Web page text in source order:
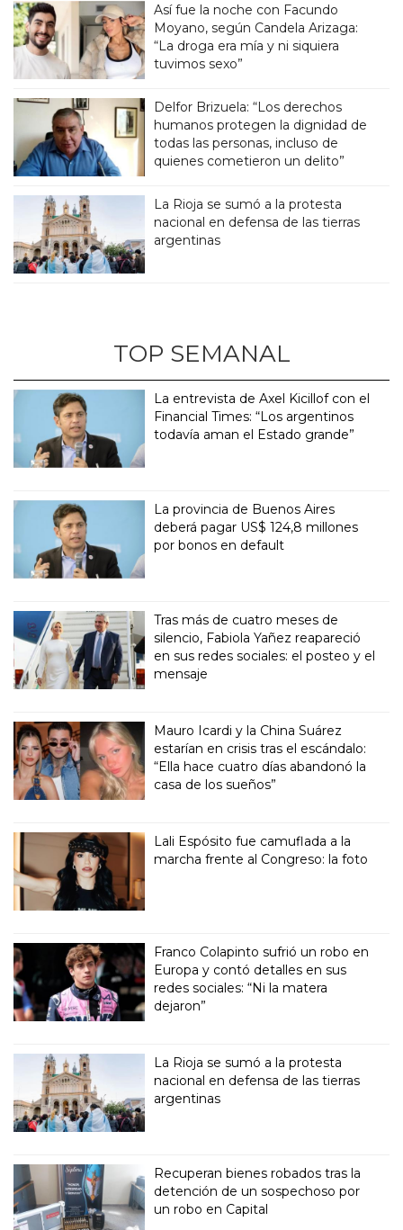
Así fue la noche con Facundo
Moyano, según Candela Arizaga:
“La droga era mía y ni siquiera
tuvimos sexo”
Delfor Brizuela: “Los derechos
humanos protegen la dignidad de
todas las personas, incluso de
quienes cometieron un delito”
La Rioja se sumó a la protesta
nacional en defensa de las tierras
argentinas
TOP SEMANAL
La entrevista de Axel Kicillof con el
Financial Times: “Los argentinos
todavía aman el Estado grande”
La provincia de Buenos Aires
deberá pagar US$ 124,8 millones
por bonos en default
Tras más de cuatro meses de
silencio, Fabiola Yañez reapareció
en sus redes sociales: el posteo y el
mensaje
Mauro Icardi y la China Suárez
estarían en crisis tras el escándalo:
“Ella hace cuatro días abandonó la
casa de los sueños”
Lali Espósito fue camuflada a la
marcha frente al Congreso: la foto
Franco Colapinto sufrió un robo en
Europa y contó detalles en sus
redes sociales: “Ni la matera
dejaron”
La Rioja se sumó a la protesta
nacional en defensa de las tierras
argentinas
Recuperan bienes robados tras la
detención de un sospechoso por
un robo en Capital